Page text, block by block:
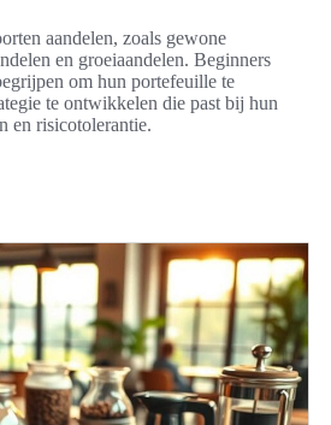
aandelen, zoals gewone
en groeiaandelen. Beginners
om hun portefeuille te
te ontwikkelen die past bij hun
en risicotolerantie.